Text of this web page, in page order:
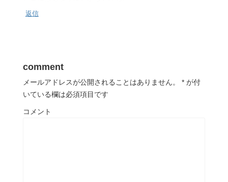
返信
comment
メールアドレスが公開されることはありません。 * が付
いている欄は必須項目です
コメント